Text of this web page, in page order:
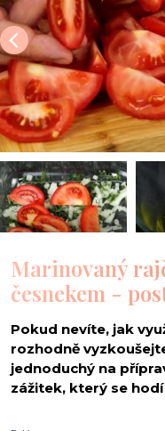
Marinovaný
česnekem -
Pokud nevíte, jak
rozhodně
jednoduchý na
zážitek, který se